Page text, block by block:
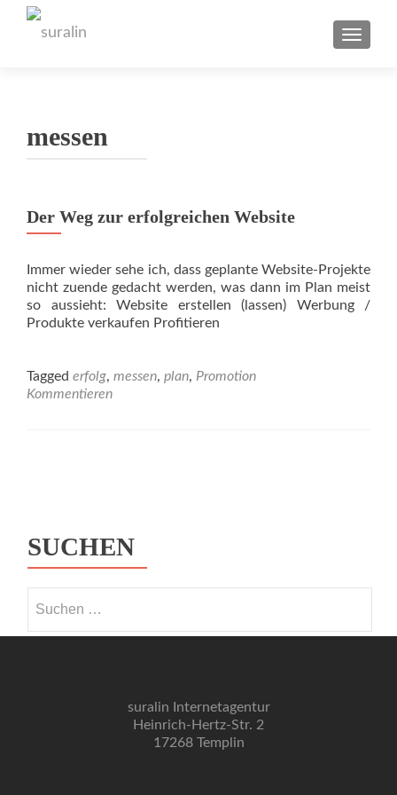
messen
Der Weg zur erfolgreichen Website
Immer wieder sehe ich, dass geplante Website-Projekte
nicht zuende gedacht werden, was dann im Plan meist
so aussieht: Website erstellen (lassen) Werbung /
Produkte verkaufen Profitieren
Tagged erfolg, messen, plan, Promotion
Kommentieren
SUCHEN
suralin Internetagentur
Heinrich-Hertz-Str. 2
17268 Templin